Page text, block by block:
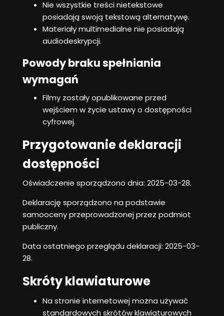
Nie wszystkie treści nietekstowe
posiadają swoją tekstową alternatywę.
Materiały multimedialne nie posiadają
audiodeskrypcji.
Powody braku spełniania
wymagań
Filmy zostały opublikowane przed
wejściem w życie ustawy o dostępności
cyfrowej.
Przygotowanie deklaracji
dostępności
Oświadczenie sporządzono dnia: 2025-03-28.
Deklarację sporządzono na podstawie
samooceny przeprowadzonej przez podmiot
publiczny.
Data ostatniego przeglądu deklaracji: 2025-03-
28.
Skróty klawiaturowe
Na stronie internetowej można używać
standardowych skrótów klawiaturowych